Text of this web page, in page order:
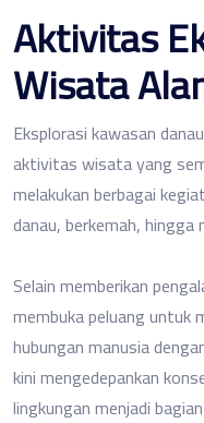
Aktivitas
Wisata
Eksplorasi kawasan
aktivitas wisata yang
melakukan berbagai
danau, berkemah,
Selain memberikan
membuka peluang untuk
hubungan manusia
kini mengedepankan
lingkungan menjadi